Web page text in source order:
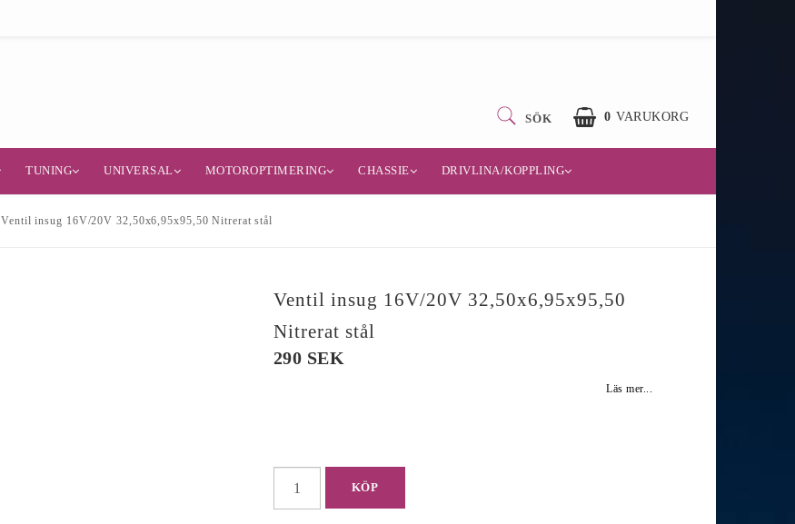
0 VARUKORG
SÖK
TUNING UNIVERSAL MOTOROPTIMERING CHASSIE DRIVLINA/KOPPLING
Ventil insug 16V/20V 32,50x6,95x95,50 Nitrerat stål
Ventil insug 16V/20V 32,50x6,95x95,50
Nitrerat stål
290 SEK
Läs mer...
KÖP